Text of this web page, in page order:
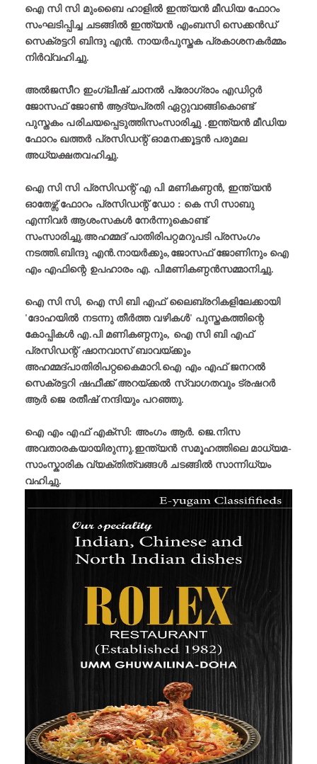
ഐ സി സി മുംബൈ ഹാളിൽ ഇന്ത്യൻ മീഡിയ ഫോറം
സംഘടിപ്പിച്ച ചടങ്ങിൽ ഇന്ത്യൻ എംബസി സെക്കൻഡ്
സെക്രട്ടറി ബിന്ദു എൻ. നായർപുസ്തക പ്രകാശനകർമ്മം
നിർവ്വഹിച്ചു.
അൽജസീറ ഇംഗ്ലീഷ് ചാനൽ പ്രോഗ്രാം എഡിറ്റർ
ജോസഫ് ജോൺ ആദ്യപ്രതി ഏറ്റുവാങ്ങികൊണ്ട്
പുസ്തകം പരിചയപ്പെടുത്തിസംസാരിച്ചു .ഇന്ത്യൻ മീഡിയ
ഫോറം ഖത്തർ പ്രസിഡന്റ് ഓമനക്കൂട്ടൻ പരുമല
അധ്യക്ഷതവഹിച്ചു.
ഐ സി സി പ്രസിഡന്റ് എ പി മണികണ്ഠൻ, ഇന്ത്യൻ
ഓതേഴ്സ് ഫോറം പ്രസിഡന്റ് ഡോ : കെ സി സാബു
എന്നിവർ ആശംസകൾ നേർന്നുകൊണ്ട്
സംസാരിച്ചു.അഹമ്മദ് പാതിരിപറ്റമറുപടി പ്രസംഗം
നടത്തി.ബിന്ദു എൻ.നായർക്കും,ജോസഫ് ജോണിനും ഐ
എം എഫിന്റെ ഉപഹാരം എ. പിമണികണ്ഠൻസമ്മാനിച്ചു.
ഐ സി സി, ഐ സി ബി എഫ് ലൈബ്രറികളിലേക്കായി
'ദോഹയിൽ നടന്നു തീർത്ത വഴികൾ' പുസ്തകത്തിന്റെ
കോപ്പികൾ എ.പി മണികണ്ഠനും, ഐ സി ബി എഫ്
പ്രസിഡന്റ് ഷാനവാസ് ബാവയ്ക്കും
അഹമ്മദ്പാതിരിപറ്റകൈമാറി.ഐ എം എഫ് ജനറൽ
സെക്രട്ടറി ഷഫീക്ക് അറയ്ക്കൽ സ്വാഗതവും ട്രഷറർ
ആർ ജെ രതീഷ് നന്ദിയും പറഞ്ഞു.
ഐ എം എഫ് എക്‌സി: അംഗം ആർ. ജെ.നിസ
അവതാരകയായിരുന്നു.ഇന്ത്യൻ സമൂഹത്തിലെ മാധ്യമ-
സാംസ്കാരിക വ്യക്തിത്വങ്ങൾ ചടങ്ങിൽ സാന്നിധ്യം
വഹിച്ചു.